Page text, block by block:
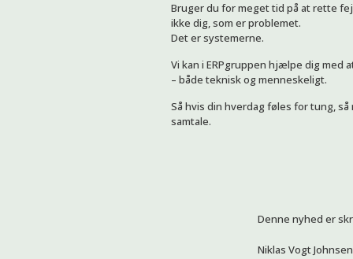
Bruger du for meget tid på at rette
ikke dig, som er problemet.
Det er systemerne.
Vi kan i ERPgruppen hjælpe dig med
– både teknisk og menneskeligt.
Så hvis din hverdag føles for tung,
samtale.
Denne nyhed er
Niklas Vogt Johnsen